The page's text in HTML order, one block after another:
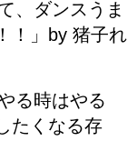
、ダンスうま
！」by 猪子れ
る時はやる
たくなる存